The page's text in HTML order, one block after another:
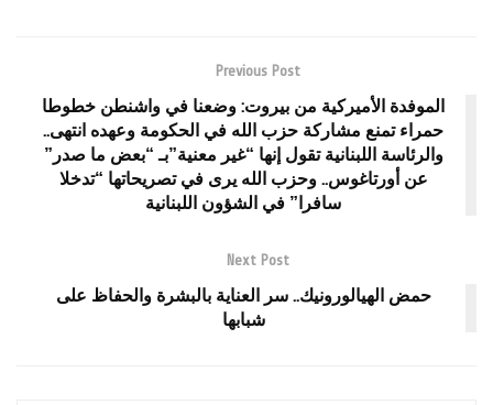
Previous Post
الموفدة الأميركية من بيروت: وضعنا في واشنطن خطوطا
حمراء تمنع مشاركة حزب الله في الحكومة وعهده انتهى..
والرئاسة اللبنانية تقول إنها “غير معنية”بـ “بعض ما صدر”
عن أورتاغوس.. وحزب الله يرى في تصريحاتها “تدخلا
سافرا” في الشؤون اللبنانية
Next Post
حمض الهيالورونيك.. سر العناية بالبشرة والحفاظ على
شبابها